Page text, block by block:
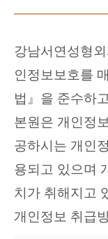
강남서연성형
인정보보호를
법』을 준수하
본원은 개인정
공하시는 개인
용되고 있으며
치가 취해지고
개인정보 취급